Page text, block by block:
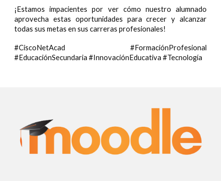
¡Estamos impacientes por ver cómo nuestro alumnado
aprovecha estas oportunidades para crecer y alcanzar
todas sus metas en sus carreras profesionales!
#CiscoNetAcad #FormaciónProfesional
#EducaciónSecundaria #InnovaciónEducativa #Tecnología